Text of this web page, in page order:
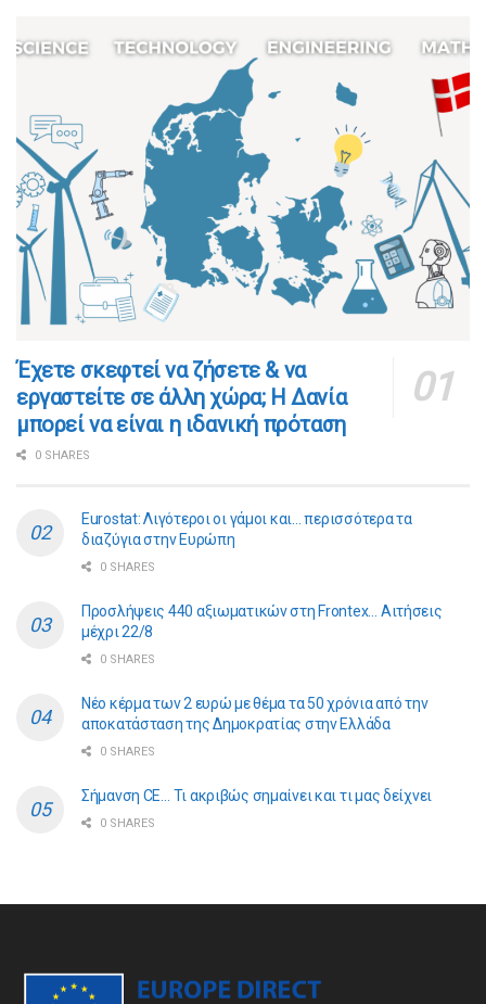
​​Έχετε σκεφτεί να ζήσετε & να
εργαστείτε σε άλλη χώρα; Η Δανία
μπορεί να είναι η ιδανική πρόταση
0 SHARES
Eurostat: Λιγότεροι οι γάμοι και… περισσότερα τα
διαζύγια στην Ευρώπη
0 SHARES
Προσλήψεις 440 αξιωματικών στη Frontex… Αιτήσεις
μέχρι 22/8
0 SHARES
Νέο κέρμα των 2 ευρώ με θέμα τα 50 χρόνια από την
αποκατάσταση της Δημοκρατίας στην Ελλάδα
0 SHARES
Σήμανση CE… Τι ακριβώς σημαίνει και τι μας δείχνει
0 SHARES